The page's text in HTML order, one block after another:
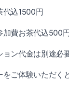
代込1500円
加費お茶代込500
ン代金は別途必
ご体験いただく